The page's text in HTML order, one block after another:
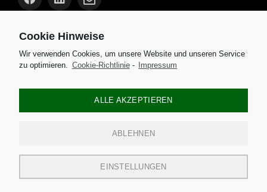
AKTUELLES
Spaßige Spiele für die Weihnachtszeit
Weihnachtliche Getränkevielfalt
Cookie Hinweise
Wir verwenden Cookies, um unsere Website und unseren Service
zu optimieren. Cookie-Richtlinie- Impressum
ALLE AKZEPTIEREN
ABLEHNEN
EINSTELLUNGEN